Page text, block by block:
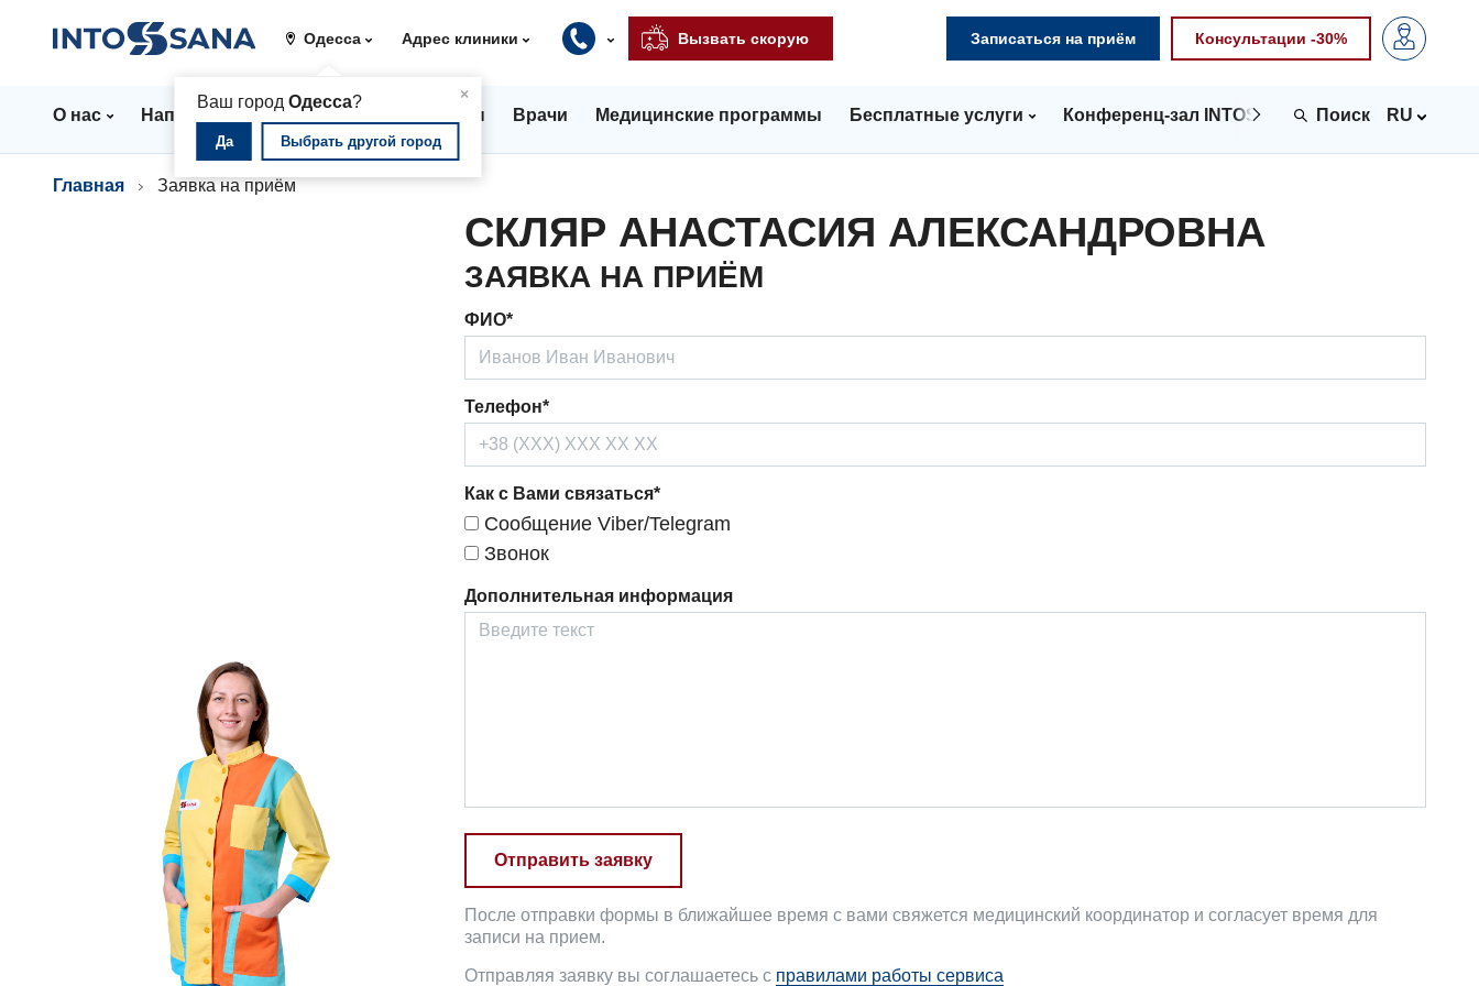
Одесса
×
Ваш город Одесса?
Да Выбрать другой город
Адрес клиники Вызвать скорую Записаться на приём Консультации -30%
О нас Направления Стационар Цены Врачи Медицинские программы Бесплатные услуги Конференц-зал INTOSPACE Контакты
RU
Главная Заявка на приём
СКЛЯР АНАСТАСИЯ АЛЕКСАНДРОВНА
ЗАЯВКА НА ПРИЁМ
ФИО*
Телефон*
Как с Вами связаться*
Сообщение Viber/Telegram
Звонок
Дополнительная информация
Отправить заявку
После отправки формы в ближайшее время с вами свяжется медицинский координатор и согласует время для
записи на прием.
Отправляя заявку вы соглашаетесь с правилами работы сервиса